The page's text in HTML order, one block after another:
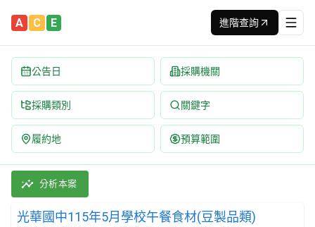
A C E 進階查詢
公告日 採購機關
採購類別 關鍵字
履約地 預算範圍
光華國中115年5月學校午餐食材(豆製品類) 招標公告 | 案號
採購類別：財物類 肉類,魚,果實,蔬菜,及油脂 | 招標方式：
分析本案
光華國中115年5月學校午餐食材(豆製品類)